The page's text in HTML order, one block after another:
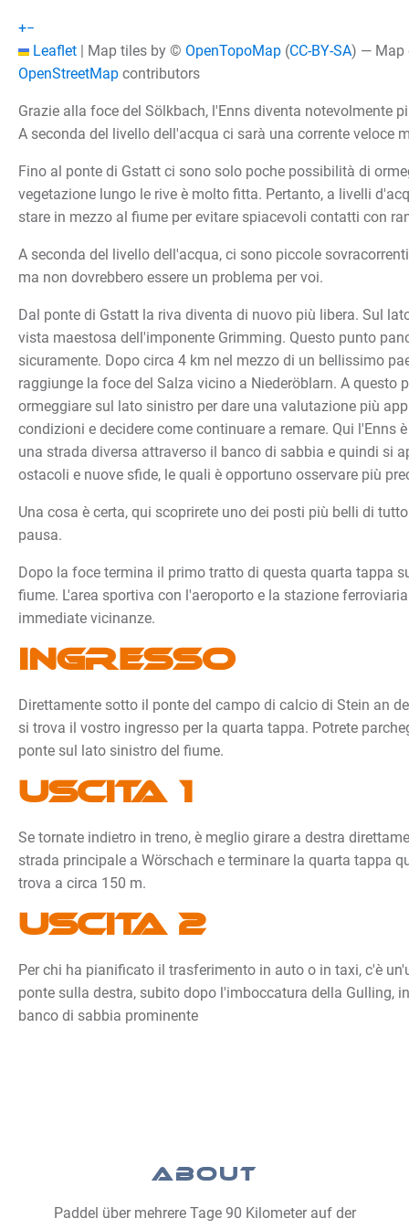
+−
Leaflet | Map tiles by © OpenTopoMap (CC-BY-SA) — Map
OpenStreetMap contributors
Grazie alla foce del Sölkbach, l'Enns diventa notevolmente
A seconda del livello dell'acqua ci sarà una corrente veloce
Fino al ponte di Gstatt ci sono solo poche possibilità di
vegetazione lungo le rive è molto fitta. Pertanto, a livelli
stare in mezzo al fiume per evitare spiacevoli contatti con
A seconda del livello dell'acqua, ci sono piccole
ma non dovrebbero essere un problema per voi.
Dal ponte di Gstatt la riva diventa di nuovo più libera. Sul
vista maestosa dell'imponente Grimming. Questo punto
sicuramente. Dopo circa 4 km nel mezzo di un bellissimo
raggiunge la foce del Salza vicino a Niederöblarn. A questo
ormeggiare sul lato sinistro per dare una valutazione più
condizioni e decidere come continuare a remare. Qui l'Enns
una strada diversa attraverso il banco di sabbia e quindi si
ostacoli e nuove sfide, le quali è opportuno osservare più
Una cosa è certa, qui scoprirete uno dei posti più belli di
pausa.
Dopo la foce termina il primo tratto di questa quarta tappa
fiume. L'area sportiva con l'aeroporto e la stazione
immediate vicinanze.
Ingresso
Direttamente sotto il ponte del campo di calcio di Stein an
si trova il vostro ingresso per la quarta tappa. Potrete
ponte sul lato sinistro del fiume.
Uscita 1
Se tornate indietro in treno, è meglio girare a destra
strada principale a Wörschach e terminare la quarta tappa
trova a circa 150 m.
Uscita 2
Per chi ha pianificato il trasferimento in auto o in taxi, c'è
ponte sulla destra, subito dopo l'imboccatura della Gulling,
banco di sabbia prominente
ABOUT
Paddel über mehrere Tage 90 Kilometer auf der